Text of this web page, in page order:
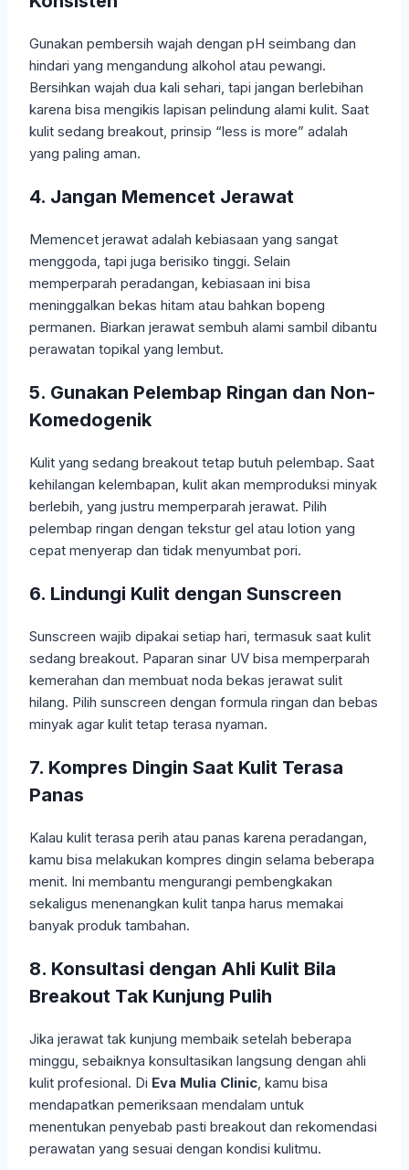
Gunakan pembersih wajah dengan pH seimbang dan
hindari yang mengandung alkohol atau pewangi.
Bersihkan wajah dua kali sehari, tapi jangan berlebihan
karena bisa mengikis lapisan pelindung alami kulit. Saat
kulit sedang breakout, prinsip “less is more” adalah
yang paling aman.
4. Jangan Memencet Jerawat
Memencet jerawat adalah kebiasaan yang sangat
menggoda, tapi juga berisiko tinggi. Selain
memperparah peradangan, kebiasaan ini bisa
meninggalkan bekas hitam atau bahkan bopeng
permanen. Biarkan jerawat sembuh alami sambil dibantu
perawatan topikal yang lembut.
5. Gunakan Pelembap Ringan dan Non-
Komedogenik
Kulit yang sedang breakout tetap butuh pelembap. Saat
kehilangan kelembapan, kulit akan memproduksi minyak
berlebih, yang justru memperparah jerawat. Pilih
pelembap ringan dengan tekstur gel atau lotion yang
cepat menyerap dan tidak menyumbat pori.
6. Lindungi Kulit dengan Sunscreen
Sunscreen wajib dipakai setiap hari, termasuk saat kulit
sedang breakout. Paparan sinar UV bisa memperparah
kemerahan dan membuat noda bekas jerawat sulit
hilang. Pilih sunscreen dengan formula ringan dan bebas
minyak agar kulit tetap terasa nyaman.
7. Kompres Dingin Saat Kulit Terasa
Panas
Kalau kulit terasa perih atau panas karena peradangan,
kamu bisa melakukan kompres dingin selama beberapa
menit. Ini membantu mengurangi pembengkakan
sekaligus menenangkan kulit tanpa harus memakai
banyak produk tambahan.
8. Konsultasi dengan Ahli Kulit Bila
Breakout Tak Kunjung Pulih
Jika jerawat tak kunjung membaik setelah beberapa
minggu, sebaiknya konsultasikan langsung dengan ahli
kulit profesional. Di Eva Mulia Clinic, kamu bisa
mendapatkan pemeriksaan mendalam untuk
menentukan penyebab pasti breakout dan rekomendasi
perawatan yang sesuai dengan kondisi kulitmu.